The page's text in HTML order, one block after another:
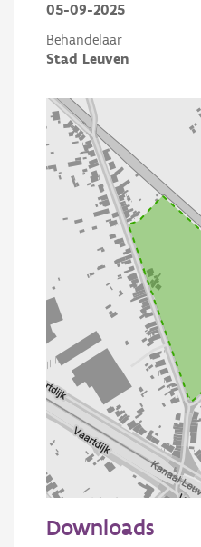
05-09-2025
Behandelaar
Stad Leuven
Informatie Vlaanderen
Downloads